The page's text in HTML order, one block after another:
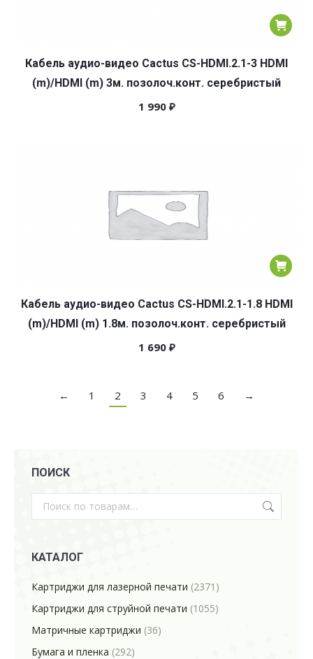
Кабель аудио-видео Cactus CS-HDMI.2.1-3 HDMI
(m)/HDMI (m) 3м. позолоч.конт. серебристый
1 990 ₽
Кабель аудио-видео Cactus CS-HDMI.2.1-1.8 HDMI
(m)/HDMI (m) 1.8м. позолоч.конт. серебристый
1 690 ₽
← 1 2 3 4 5 6 →
ПОИСК
КАТАЛОГ
Картриджи для лазерной печати (2371)
Картриджи для струйной печати (1055)
Матричные картриджи (36)
Бумага и пленка (292)